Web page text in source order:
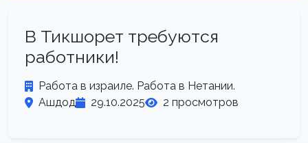
В Тикшорет требуются
работники!
Работа в израиле. Работа в Нетании.
Ашдод
29.10.2025 2 просмотров